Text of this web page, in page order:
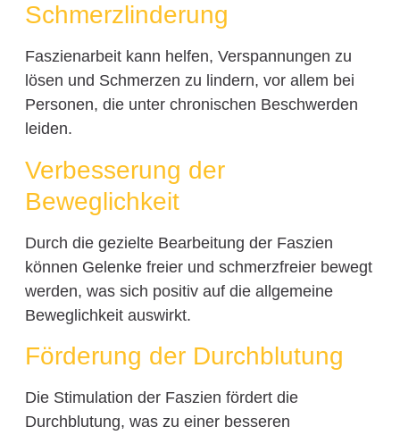
Schmerzlinderung
Faszienarbeit kann helfen, Verspannungen zu
lösen und Schmerzen zu lindern, vor allem bei
Personen, die unter chronischen Beschwerden
leiden.
Verbesserung der
Beweglichkeit
Durch die gezielte Bearbeitung der Faszien
können Gelenke freier und schmerzfreier bewegt
werden, was sich positiv auf die allgemeine
Beweglichkeit auswirkt.
Förderung der Durchblutung
Die Stimulation der Faszien fördert die
Durchblutung, was zu einer besseren